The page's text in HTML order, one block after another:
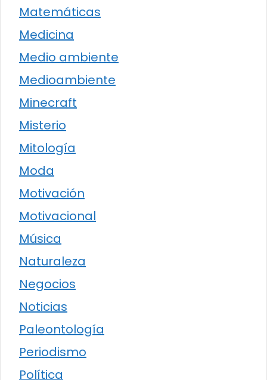
Matemáticas
Medicina
Medio ambiente
Medioambiente
Minecraft
Misterio
Mitología
Moda
Motivación
Motivacional
Música
Naturaleza
Negocios
Noticias
Paleontología
Periodismo
Política